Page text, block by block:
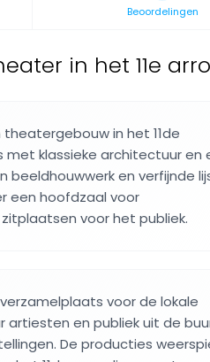
Beoordelingen
in het 11e
in het 11de
met klassieke architectuur en
beeldhouwwerk en verfijnde
een hoofdzaal voor
voor het publiek.
voor de lokale
artiesten en publiek uit de
De producties